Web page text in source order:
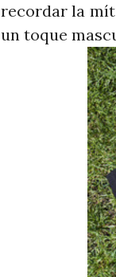
recordar la
un toque